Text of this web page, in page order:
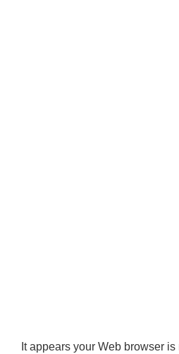
It appears your Web browser